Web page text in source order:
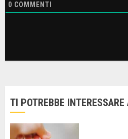
0 COMMENTI
TI POTREBBE INTERESSARE